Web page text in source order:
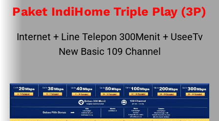
Paket IndiHome Triple Play (3P)
Internet + Line Telepon 300Menit + UseeTv
New Basic 109 Channel